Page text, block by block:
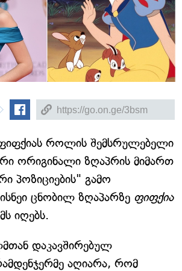
როლის შემსრულებელი
ორიგინალი ზღაპრის მიმართ
პოზიციების" გამო
ცნობილ ზღაპარზე ფიფქია
იღებს.
დაკავშირებულ
აღიარა, რომ